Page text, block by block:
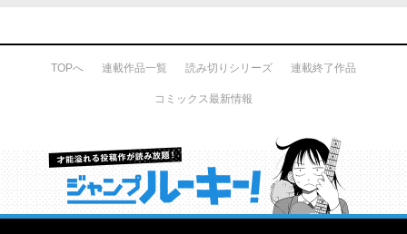
TOPへ 連載作品一覧 読み切りシリーズ 連載終了作品
コミックス最新情報
才能溢れる投稿作が読み放題！ ジャンプルーキー！